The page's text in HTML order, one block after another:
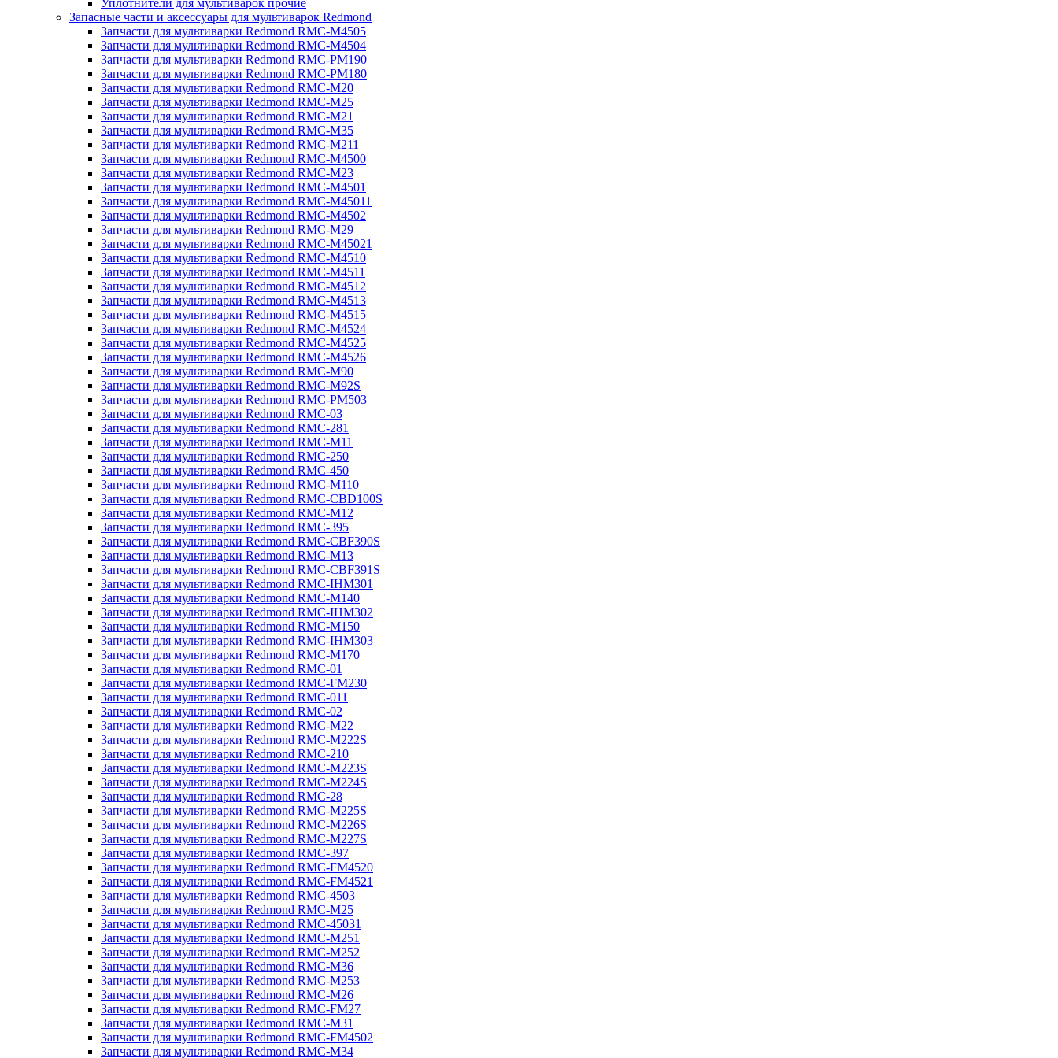
Уплотнители для мультиварок прочие
Запасные части и аксессуары для мультиварок Redmond
Запчасти для мультиварки Redmond RMC-M4505
Запчасти для мультиварки Redmond RMC-M4504
Запчасти для мультиварки Redmond RMC-PM190
Запчасти для мультиварки Redmond RMC-PM180
Запчасти для мультиварки Redmond RMC-M20
Запчасти для мультиварки Redmond RMC-M25
Запчасти для мультиварки Redmond RMC-M21
Запчасти для мультиварки Redmond RMC-M35
Запчасти для мультиварки Redmond RMC-M211
Запчасти для мультиварки Redmond RMC-M4500
Запчасти для мультиварки Redmond RMC-M23
Запчасти для мультиварки Redmond RMC-M4501
Запчасти для мультиварки Redmond RMC-M45011
Запчасти для мультиварки Redmond RMC-M4502
Запчасти для мультиварки Redmond RMC-M29
Запчасти для мультиварки Redmond RMC-M45021
Запчасти для мультиварки Redmond RMC-M4510
Запчасти для мультиварки Redmond RMC-M4511
Запчасти для мультиварки Redmond RMC-M4512
Запчасти для мультиварки Redmond RMC-M4513
Запчасти для мультиварки Redmond RMC-M4515
Запчасти для мультиварки Redmond RMC-M4524
Запчасти для мультиварки Redmond RMC-M4525
Запчасти для мультиварки Redmond RMC-M4526
Запчасти для мультиварки Redmond RMC-M90
Запчасти для мультиварки Redmond RMC-M92S
Запчасти для мультиварки Redmond RMC-PM503
Запчасти для мультиварки Redmond RMC-03
Запчасти для мультиварки Redmond RMC-281
Запчасти для мультиварки Redmond RMC-M11
Запчасти для мультиварки Redmond RMC-250
Запчасти для мультиварки Redmond RMC-450
Запчасти для мультиварки Redmond RMC-M110
Запчасти для мультиварки Redmond RMC-CBD100S
Запчасти для мультиварки Redmond RMC-M12
Запчасти для мультиварки Redmond RMC-395
Запчасти для мультиварки Redmond RMC-CBF390S
Запчасти для мультиварки Redmond RMC-M13
Запчасти для мультиварки Redmond RMC-CBF391S
Запчасти для мультиварки Redmond RMC-IHM301
Запчасти для мультиварки Redmond RMC-M140
Запчасти для мультиварки Redmond RMC-IHM302
Запчасти для мультиварки Redmond RMC-M150
Запчасти для мультиварки Redmond RMC-IHM303
Запчасти для мультиварки Redmond RMC-M170
Запчасти для мультиварки Redmond RMC-01
Запчасти для мультиварки Redmond RMC-FM230
Запчасти для мультиварки Redmond RMC-011
Запчасти для мультиварки Redmond RMC-02
Запчасти для мультиварки Redmond RMC-M22
Запчасти для мультиварки Redmond RMC-M222S
Запчасти для мультиварки Redmond RMC-210
Запчасти для мультиварки Redmond RMC-M223S
Запчасти для мультиварки Redmond RMC-M224S
Запчасти для мультиварки Redmond RMC-28
Запчасти для мультиварки Redmond RMC-M225S
Запчасти для мультиварки Redmond RMC-M226S
Запчасти для мультиварки Redmond RMC-M227S
Запчасти для мультиварки Redmond RMC-397
Запчасти для мультиварки Redmond RMC-FM4520
Запчасти для мультиварки Redmond RMC-FM4521
Запчасти для мультиварки Redmond RMC-4503
Запчасти для мультиварки Redmond RMC-M25
Запчасти для мультиварки Redmond RMC-45031
Запчасти для мультиварки Redmond RMC-M251
Запчасти для мультиварки Redmond RMC-M252
Запчасти для мультиварки Redmond RMC-M36
Запчасти для мультиварки Redmond RMC-M253
Запчасти для мультиварки Redmond RMC-M26
Запчасти для мультиварки Redmond RMC-FM27
Запчасти для мультиварки Redmond RMC-M31
Запчасти для мультиварки Redmond RMC-FM4502
Запчасти для мультиварки Redmond RMC-M34